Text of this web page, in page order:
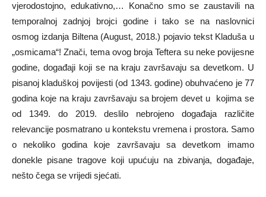
vjerodostojno, edukativno,… Konačno smo se zaustavili na
temporalnoj zadnjoj brojci godine i tako se na naslovnici
osmog izdanja Biltena (August, 2018.) pojavio tekst Kladuša u
„osmicama“! Znači, tema ovog broja Teftera su neke povijesne
godine, događaji koji se na kraju završavaju sa devetkom. U
pisanoj kladuškoj povijesti (od 1343. godine) obuhvaćeno je 77
godina koje na kraju završavaju sa brojem devet u kojima se
od 1349. do 2019. deslilo nebrojeno događaja različite
relevancije posmatrano u kontekstu vremena i prostora. Samo
o nekoliko godina koje završavaju sa devetkom imamo
donekle pisane tragove koji upućuju na zbivanja, događaje,
nešto čega se vrijedi sjećati.